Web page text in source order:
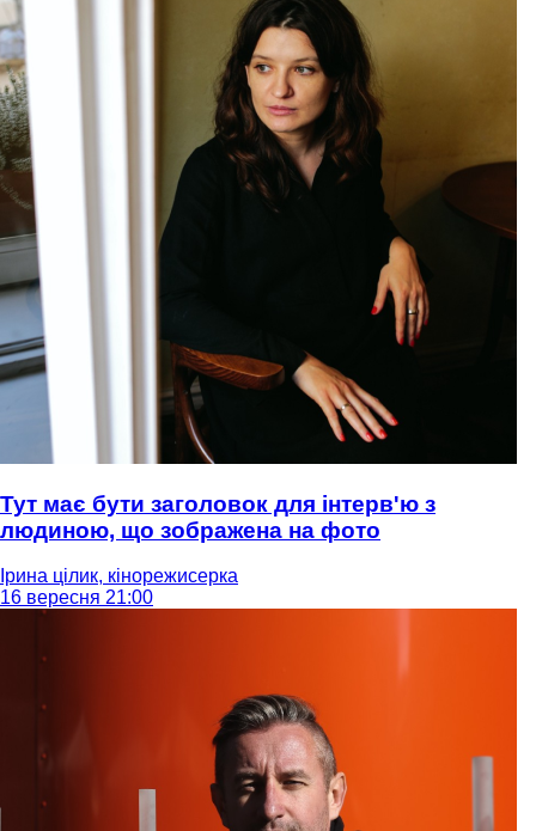
Тут має бути заголовок для інтерв'ю з
людиною, що зображена на фото
Ірина цілик, кінорежисерка
16 вересня 21:00